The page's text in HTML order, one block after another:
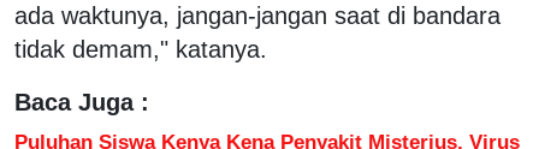
ada waktunya, jangan-jangan saat di bandara
tidak demam," katanya.
Baca Juga :
Puluhan Siswa Kenya Kena Penyakit Misterius, Virus